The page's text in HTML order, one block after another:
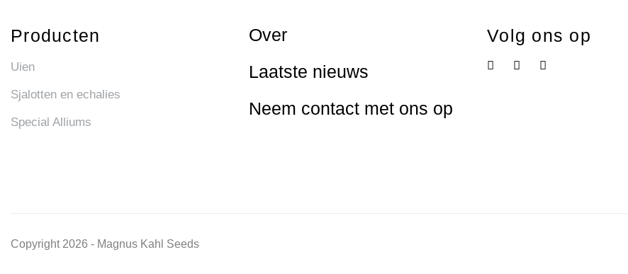
Producten
Uien
Sjalotten en echalies
Special Alliums
Over
Laatste nieuws
Neem contact met ons op
Volg ons op
Copyright 2026 - Magnus Kahl Seeds